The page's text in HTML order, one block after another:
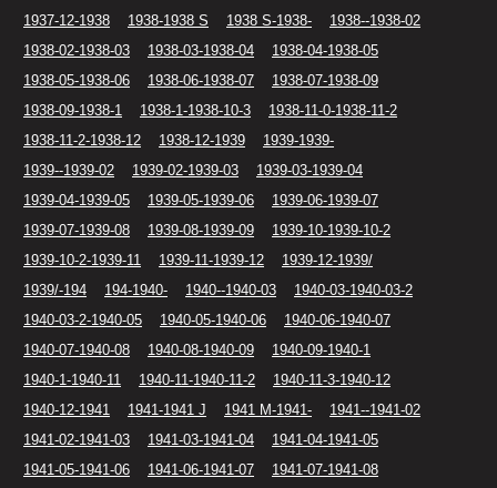
1937-12-1938
1938-1938 S 1938 S-1938-
1938--1938-02
1938-02-1938-03
1938-03-1938-04
1938-04-1938-05
1938-05-1938-06
1938-06-1938-07
1938-07-1938-09
1938-09-1938-1
1938-1-1938-10-3
1938-11-0-1938-11-2
1938-11-2-1938-12
1938-12-1939
1939-1939-
1939--1939-02
1939-02-1939-03
1939-03-1939-04
1939-04-1939-05
1939-05-1939-06
1939-06-1939-07
1939-07-1939-08
1939-08-1939-09
1939-10-1939-10-2
1939-10-2-1939-11
1939-11-1939-12
1939-12-1939/
1939/-194
194-1940- 1940--1940-03
1940-03-1940-03-2
1940-03-2-1940-05
1940-05-1940-06
1940-06-1940-07
1940-07-1940-08
1940-08-1940-09
1940-09-1940-1
1940-1-1940-11
1940-11-1940-11-2
1940-11-3-1940-12
1940-12-1941
1941-1941 J 1941 M-1941-
1941--1941-02
1941-02-1941-03
1941-03-1941-04
1941-04-1941-05
1941-05-1941-06
1941-06-1941-07
1941-07-1941-08